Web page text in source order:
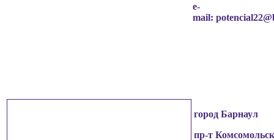
e-
mail:
город Барнаул
пр-т